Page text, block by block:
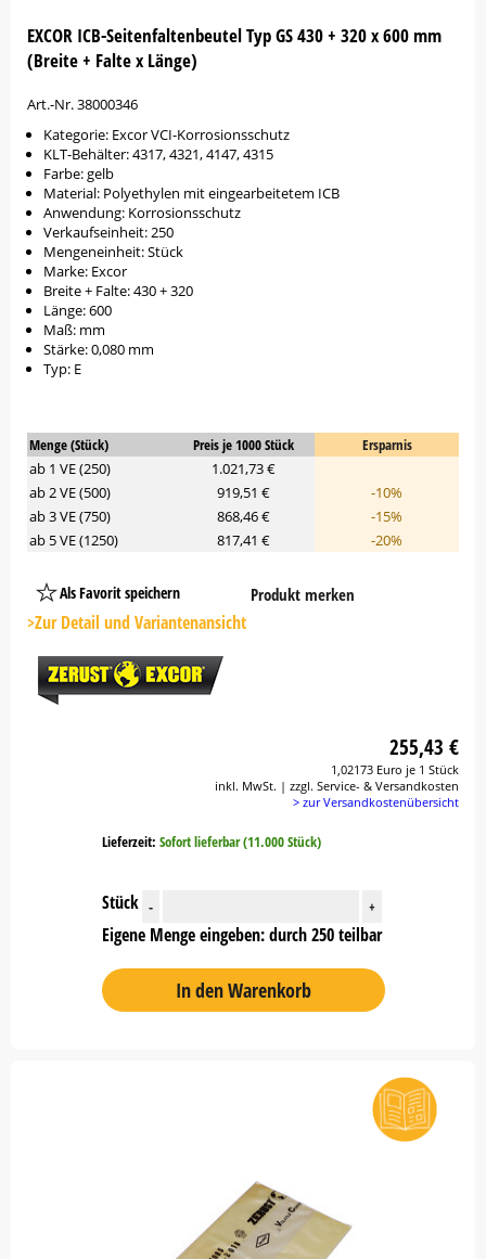
EXCOR ICB-Seitenfaltenbeutel Typ GS 430 + 320 x 600 mm
(Breite + Falte x Länge)
Art.-Nr. 38000346
Kategorie: Excor VCI-Korrosionsschutz
KLT-Behälter: 4317, 4321, 4147, 4315
Farbe: gelb
Material: Polyethylen mit eingearbeitetem ICB
Anwendung: Korrosionsschutz
Verkaufseinheit: 250
Mengeneinheit: Stück
Marke: Excor
Breite + Falte: 430 + 320
Länge: 600
Maß: mm
Stärke: 0,080 mm
Typ: E
Menge (Stück) Preis je 1000 Stück
Ersparnis
ab 1 VE (250)
1.021,73 €
ab 2 VE (500)
919,51 €
-10%
ab 3 VE (750)
868,46 €
-15%
ab 5 VE (1250)
817,41 € -20%
Als Favorit speichern
Platzhalter
Button
Produkt merken
>Zur Detail und Variantenansicht
255,43 €
1,02173 Euro je 1 Stück
inkl. MwSt. | zzgl. Service- & Versandkosten
> zur Versandkostenübersicht
Lieferzeit: Sofort lieferbar (11.000 Stück)
Stück - +
Eigene Menge eingeben: durch 250 teilbar
In den Warenkorb